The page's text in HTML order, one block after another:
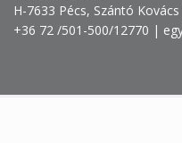
H-7633 Pécs, Szántó Kovács
+36 72 /501-500/12770 |